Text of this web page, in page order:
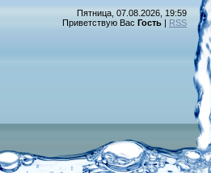
Пятница, 07.08.2026, 19:59
Приветствую Вас Гость | RSS